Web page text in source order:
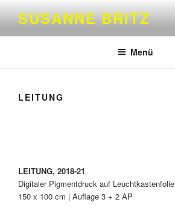
Inhalt
springen
SUSANNE BRITZ
Menü
LEITUNG
LEITUNG, 2018-21
Digitaler Pigmentdruck auf Leuchtkastenfolie
150 x 100 cm | Auflage 3 + 2 AP